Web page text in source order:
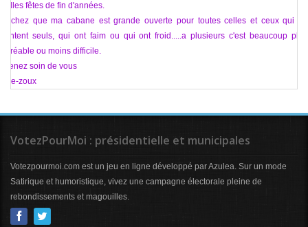
belles fêtes de fin d'années.
Sachez que ma cabane est grande ouverte pour toutes celles et ceux qui se
sentent seuls, qui ont faim ou qui ont froid.....a plusieurs c'est beaucoup plus
agréable ou moins difficile.
Prenez soin de vous
Bee-zoux
VotezPourMoi : présidentielle et municipales
Votezpourmoi.com est un jeu en ligne développé par Azulea. Sur un mode
Satirique et humoristique, vivez une campagne électorale pleine de
rebondissements et magouilles.